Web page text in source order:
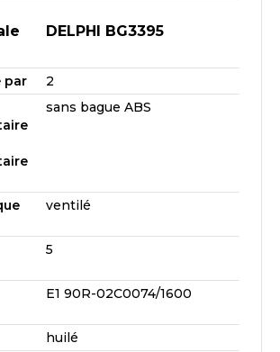
DELPHI BG3395
par
2
sans bague ABS
ventilé
5
E1 90R-02C0074/1600
huilé